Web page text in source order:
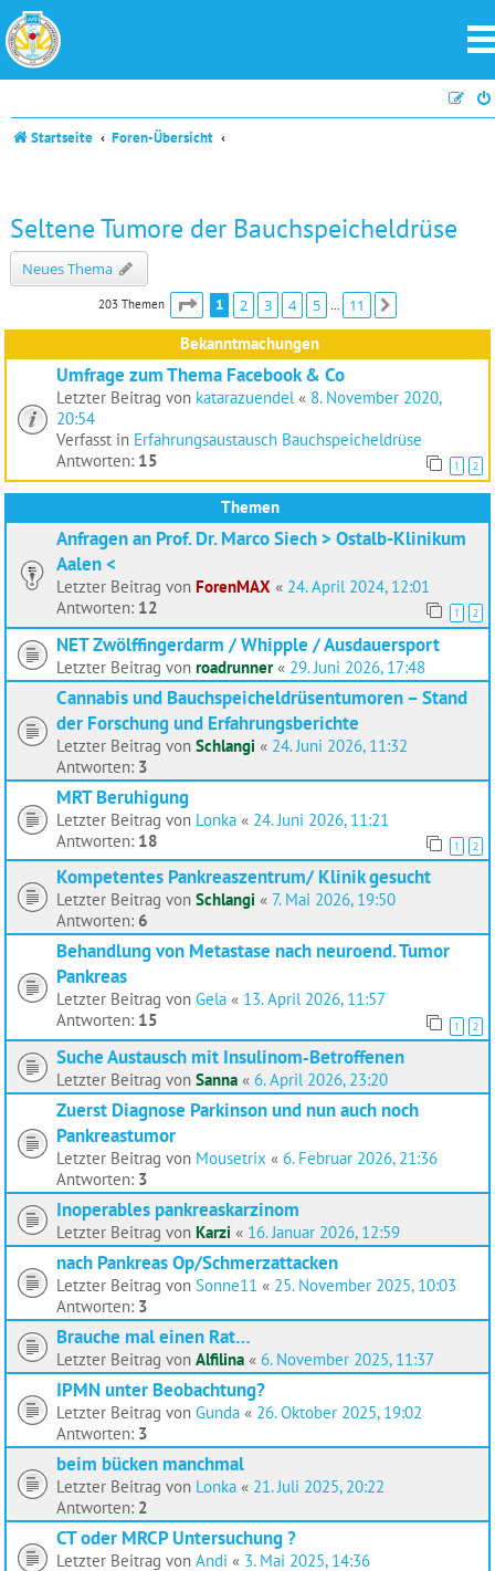
Startseite Foren-Übersicht
Seltene Tumore der Bauchspeicheldrüse
Neues Thema
203 Themen Seite von
1 2 3 4 5 11
Bekanntmachungen
Umfrage zum Thema Facebook & Co
Letzter Beitrag von katarazuendel « 8. November 2020,
20:54
Verfasst in Erfahrungsaustausch Bauchspeicheldrüse
Antworten: 15 1 2
Themen
Anfragen an Prof. Dr. Marco Siech > Ostalb-Klinikum
Aalen <
Letzter Beitrag von ForenMAX « 24. April 2024, 12:01
Antworten: 12 1 2
NET Zwölffingerdarm / Whipple / Ausdauersport
Letzter Beitrag von roadrunner« 29. Juni 2026, 17:48
Cannabis und Bauchspeicheldrüsentumoren – Stand
der Forschung und Erfahrungsberichte
Letzter Beitrag von Schlangi « 24. Juni 2026, 11:32
Antworten: 3
MRT Beruhigung
Letzter Beitrag von Lonka « 24. Juni 2026, 11:21
Antworten: 18 1 2
Kompetentes Pankreaszentrum/ Klinik gesucht
Letzter Beitrag von Schlangi « 7. Mai 2026, 19:50
Antworten: 6
Behandlung von Metastase nach neuroend. Tumor
Pankreas
Letzter Beitrag von Gela « 13. April 2026, 11:57
Antworten: 15 1 2
Suche Austausch mit Insulinom‑Betroffenen
Letzter Beitrag von Sanna « 6. April 2026, 23:20
Zuerst Diagnose Parkinson und nun auch noch
Pankreastumor
Letzter Beitrag von Mousetrix « 6. Februar 2026, 21:36
Antworten: 3
Inoperables pankreaskarzinom
Letzter Beitrag von Karzi « 16. Januar 2026, 12:59
nach Pankreas Op/Schmerzattacken
Letzter Beitrag von Sonne11 « 25. November 2025, 10:03
Antworten: 3
Brauche mal einen Rat…
Letzter Beitrag von Alfilina « 6. November 2025, 11:37
IPMN unter Beobachtung?
Letzter Beitrag von Gunda « 26. Oktober 2025, 19:02
Antworten: 3
beim bücken manchmal
Letzter Beitrag von Lonka « 21. Juli 2025, 20:22
Antworten: 2
CT oder MRCP Untersuchung ?
Letzter Beitrag von Andi « 3. Mai 2025, 14:36